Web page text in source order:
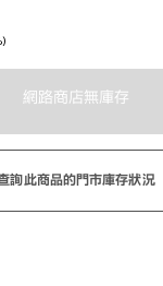
網路商店無庫存
詢此商品的門市庫存狀況